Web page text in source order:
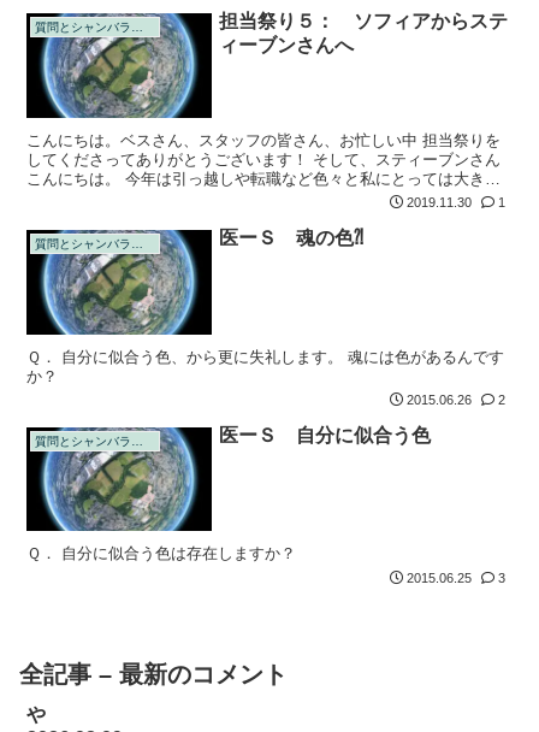
質問とシャンバラの回答
担当祭り５： ソフィアからステ
ィーブンさんへ
こんにちは。ベスさん、スタッフの皆さん、お忙しい中 担当祭りを
してくださってありがとうございます！ そして、スティーブンさん
こんにちは。 今年は引っ越しや転職など色々と私にとっては大きな
変化があり、一時は大丈夫なのか！？と本気で心配でしたが、リアル
2019.11.30 1
質問とシャンバラの回答 医ーＳ 魂の色⁈
Ｑ． 自分に似合う色、から更に失礼します。 魂には色があるんです
か？
2015.06.26 2
質問とシャンバラの回答 医ーＳ 自分に似合う色
Ｑ． 自分に似合う色は存在しますか？
2015.06.25 3
全記事 – 最新のコメント
や